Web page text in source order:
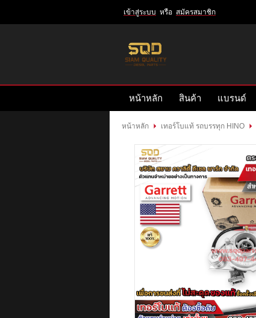
สมัคร
แบรนด์
ข่าวสาร
RETURN AND REFUND POLICY
เข้าสู่ระบบ หรือ สมัครสมาชิก
หน้าหลัก สินค้า แบรนด์
หน้าหลัก เทอร์โบแท้ รถบรรทุก HINO